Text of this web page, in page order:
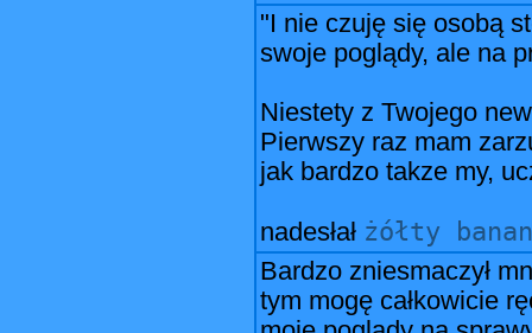
"I nie czuję się osobą
swoje poglądy, ale na
Niestety z Twojego
Pierwszy raz mam
jak bardzo takze my,
nadesłał żółty banan
Bardzo zniesmaczył
tym mogę całkowicie